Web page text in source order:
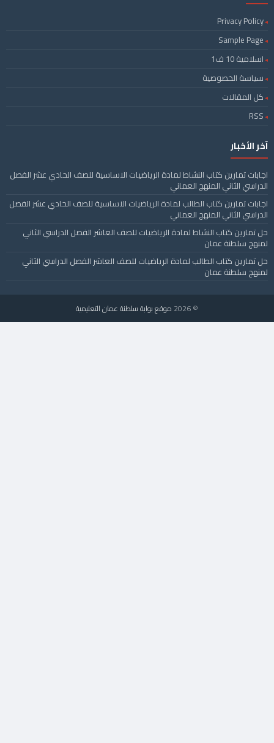
Privacy Policy
Sample Page
اسلامية 10 ف1
سياسة الخصوصية
كل المقالات
RSS
آخر الأخبار
اجابات تمارين كتاب النشاط لمادة الرياضيات الاساسية للصف الحادي عشر الفصل
الدراسي الثاني المنهج العماني
اجابات تمارين كتاب الطالب لمادة الرياضيات الاساسية للصف الحادي عشر الفصل
الدراسي الثاني المنهج العماني
حل تمارين كتاب النشاط لمادة الرياضيات للصف العاشر الفصل الدراسي الثاني
لمنهج سلطنة عمان
حل تمارين كتاب الطالب لمادة الرياضيات للصف العاشر الفصل الدراسي الثاني
لمنهج سلطنة عمان
© 2026 موقع بوابة سلطنة عمان التعليمية